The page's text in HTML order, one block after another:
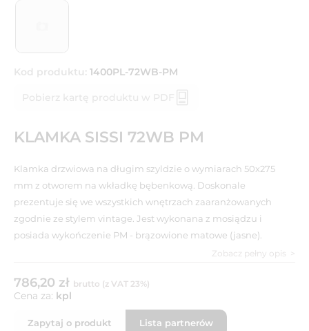
Kod produktu: 1400PL-72WB-PM
Pobierz kartę produktu w PDF
KLAMKA SISSI 72WB PM
Klamka drzwiowa na długim szyldzie o wymiarach 50x275
mm z otworem na wkładkę bębenkową. Doskonale
prezentuje się we wszystkich wnętrzach zaaranżowanych
zgodnie ze stylem vintage. Jest wykonana z mosiądzu i
posiada wykończenie PM - brązowione matowe (jasne).
Zobacz pełny opis
786,20 zł brutto (z VAT 23%)
Cena za: kpl
Zapytaj o produkt Lista partnerów